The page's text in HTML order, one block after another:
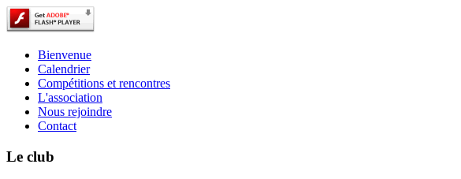
Bienvenue
Calendrier
Compétitions et rencontres
L'association
Nous rejoindre
Contact
Le club